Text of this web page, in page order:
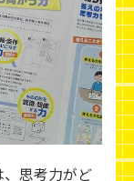
思考力がど